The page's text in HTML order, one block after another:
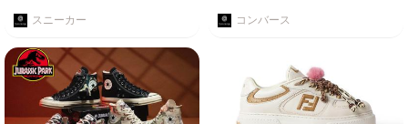
スニーカー コンバース